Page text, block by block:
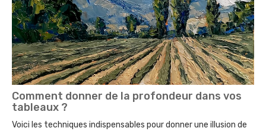
Comment donner de la profondeur dans vos
tableaux ?
Voici les techniques indispensables pour donner une illusion de